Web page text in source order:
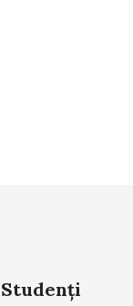
Studenți